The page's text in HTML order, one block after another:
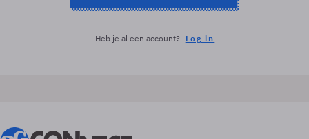
Heb je al een account? Log in